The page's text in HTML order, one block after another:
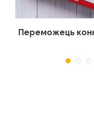
Переможець